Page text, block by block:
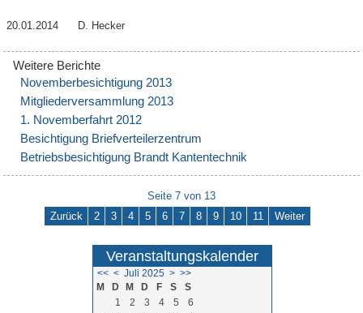
20.01.2014 D. Hecker
Novemberbesichtigung 2013
Mitgliederversammlung 2013
1. Novemberfahrt 2012
Besichtigung Briefverteilerzentrum
Betriebsbesichtigung Brandt Kantentechnik
Seite 7 von 13
Zurück
2 3 4 5 6 7 8 9 10 11 Weiter
Veranstaltungskalender
<< < Juli 2025 > >>
M
D M D F S
S
1
2 3 4 5
6